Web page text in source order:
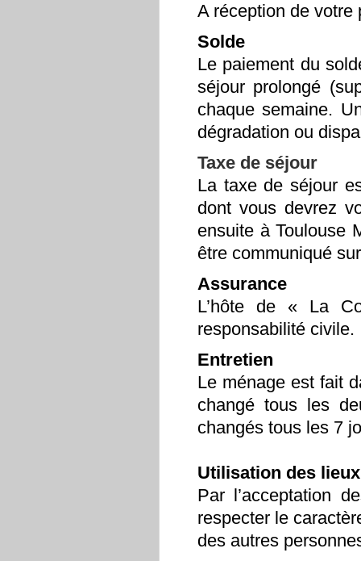
A réception de votre
Solde
Le paiement du
séjour prolongé
chaque semaine.
dégradation ou
Taxe de séjour
La taxe de séjour
dont vous devrez
ensuite à Toulouse
être communiqué
Assurance
L’hôte de « La
responsabilité civile.
Entretien
Le ménage est fait
changé tous les
changés tous les 7
Utilisation des lieux
Par l’acceptation
respecter le
des autres